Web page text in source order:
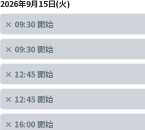
2026年9月15日(火)
× 09:30 開始
× 09:30 開始
× 12:45 開始
× 12:45 開始
× 16:00 開始